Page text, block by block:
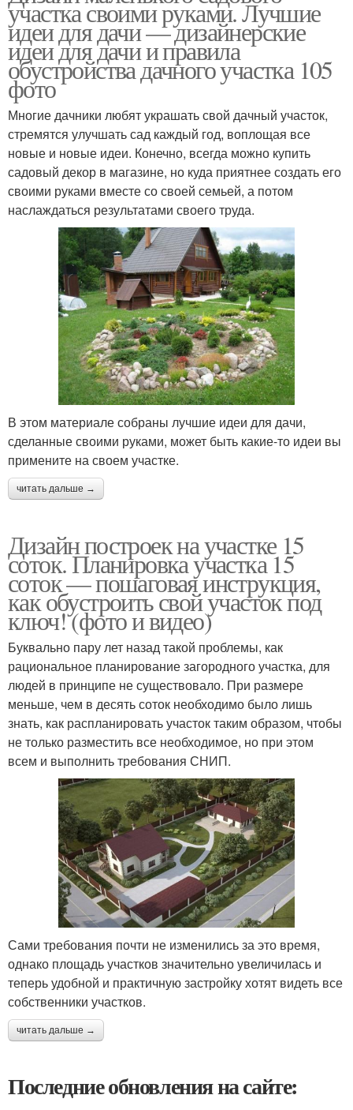
участка своими руками. Лучшие
идеи для дачи — дизайнерские
идеи для дачи и правила
обустройства дачного участка 105
фото
Многие дачники любят украшать свой дачный участок,
стремятся улучшать сад каждый год, воплощая все
новые и новые идеи. Конечно, всегда можно купить
садовый декор в магазине, но куда приятнее создать его
своими руками вместе со своей семьей, а потом
наслаждаться результатами своего труда.
В этом материале собраны лучшие идеи для дачи,
сделанные своими руками, может быть какие-то идеи вы
примените на своем участке.
читать дальше →
Дизайн построек на участке 15
соток. Планировка участка 15
соток — пошаговая инструкция,
как обустроить свой участок под
ключ! (фото и видео)
Буквально пару лет назад такой проблемы, как
рациональное планирование загородного участка, для
людей в принципе не существовало. При размере
меньше, чем в десять соток необходимо было лишь
знать, как распланировать участок таким образом, чтобы
не только разместить все необходимое, но при этом
всем и выполнить требования СНИП.
Сами требования почти не изменились за это время,
однако площадь участков значительно увеличилась и
теперь удобной и практичную застройку хотят видеть все
собственники участков.
читать дальше →
Последние обновления на сайте: